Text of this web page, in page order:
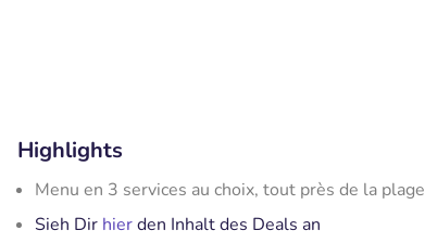
Highlights
Menu en 3 services au choix, tout près de la plage
Sieh Dir hierden Inhalt des Deals an